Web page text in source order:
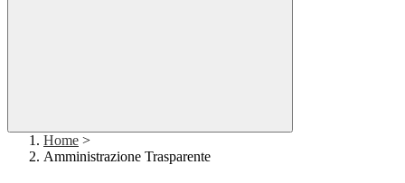
Home >
Amministrazione Trasparente